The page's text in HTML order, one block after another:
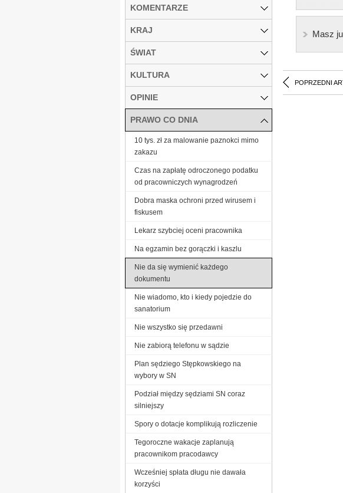
Masz
POPRZEDNI
KOMENTARZE
KRAJ
ŚWIAT
KULTURA
OPINIE
PRAWO CO DNIA
10 tys. zł za malowanie paznokci mimo
zakazu
Czas na zapłatę odroczonego podatku
od pracowniczych wynagrodzeń
Dobra maska ochroni przed wirusem i
fiskusem
Lekarz szybciej oceni pracownika
Na egzamin bez gorączki i kaszlu
Nie da się wymienić każdego
dokumentu
Nie wiadomo, kto i kiedy pojedzie do
sanatorium
Nie wszystko się przedawni
Nie zabiorą telefonu w sądzie
Plan sędziego Stępkowskiego na
wybory w SN
Podział między sędziami SN coraz
silniejszy
Spory o dotacje komplikują rozliczenie
Tegoroczne wakacje zaplanują
pracownikom pracodawcy
Wcześniej spłata długu nie dawała
korzyści